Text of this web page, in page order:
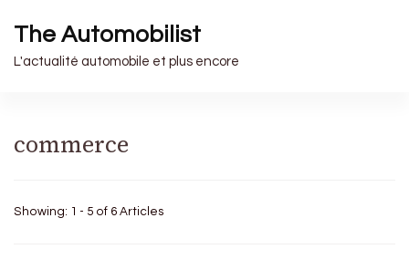
The Automobilist
L'actualité automobile et plus encore
commerce
Showing: 1 - 5 of 6 Articles